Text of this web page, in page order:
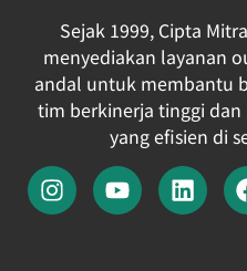
Sejak 1999, Cipta
menyediakan layanan
andal untuk membantu
tim berkinerja tinggi
yang efisien di